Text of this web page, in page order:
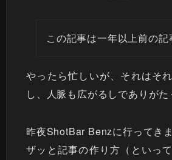
この記事は一年以上前の記
やったら忙しいが、それはそ
し、人脈も広がるしでありがた
昨夜ShotBar Benzに行ってき
ザッと記事の作り方（といっ